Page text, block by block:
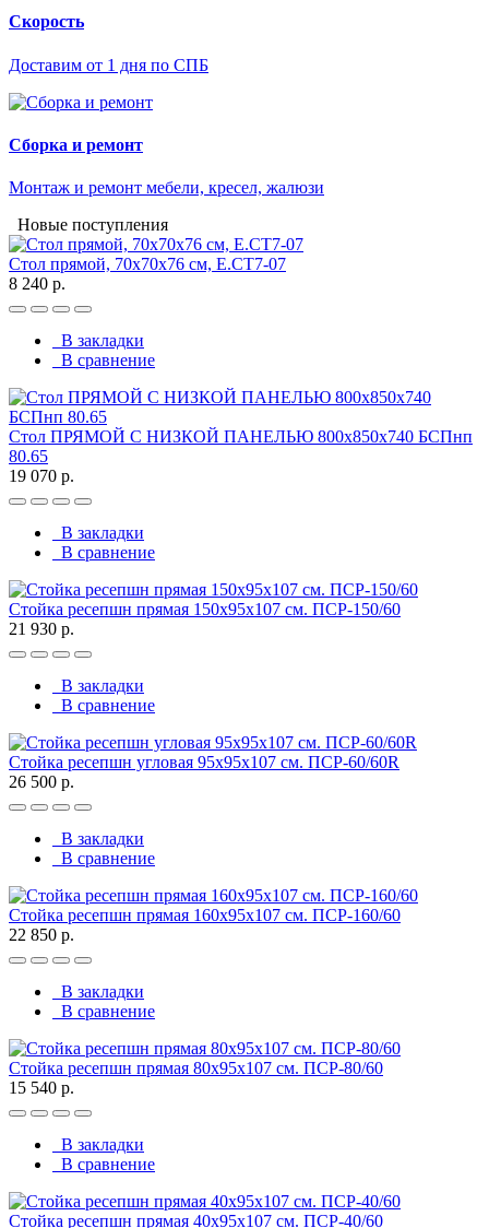
Скорость
Доставим от 1 дня по СПБ
Сборка и ремонт
Монтаж и ремонт мебели, кресел, жалюзи
Новые поступления
Стол прямой, 70x70x76 см, Е.СТ7-07
8 240 р.
В закладки
В сравнение
Стол ПРЯМОЙ С НИЗКОЙ ПАНЕЛЬЮ 800х850х740 БСПнп
80.65
19 070 р.
В закладки
В сравнение
Стойка ресепшн прямая 150х95х107 см. ПСР-150/60
21 930 р.
В закладки
В сравнение
Стойка ресепшн угловая 95х95х107 см. ПСР-60/60R
26 500 р.
В закладки
В сравнение
Стойка ресепшн прямая 160х95х107 см. ПСР-160/60
22 850 р.
В закладки
В сравнение
Стойка ресепшн прямая 80х95х107 см. ПСР-80/60
15 540 р.
В закладки
В сравнение
Стойка ресепшн прямая 40х95х107 см. ПСР-40/60